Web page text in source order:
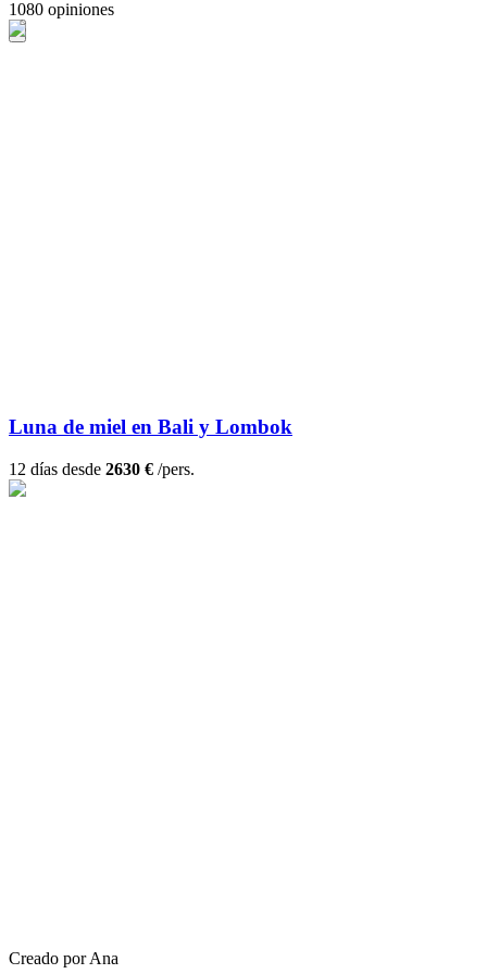
1080 opiniones
Luna de miel en Bali y Lombok
12 días desde 2630 € /pers.
Creado por Ana